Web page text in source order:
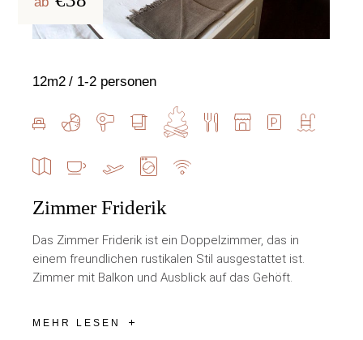
Zimmer Friderik
Das Zimmer Friderik ist ein Doppelzimmer, das in
einem freundlichen rustikalen Stil ausgestattet ist.
Zimmer mit Balkon und Ausblick auf das Gehöft.
MEHR LESEN
12m2 1-2 personen